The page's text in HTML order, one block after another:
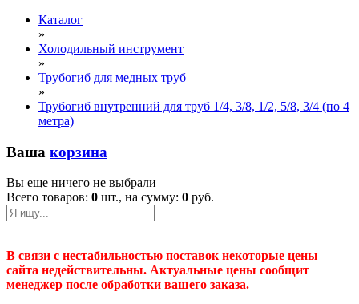
Каталог
»
Холодильный инструмент
»
Трубогиб для медных труб
»
Трубогиб внутренний для труб 1/4, 3/8, 1/2, 5/8, 3/4 (по 4
метра)
Ваша корзина
Вы еще ничего не выбрали
Всего товаров: 0 шт., на сумму: 0 руб.
В связи с нестабильностью поставок некоторые цены
сайта недействительны. Актуальные цены сообщит
менеджер после обработки вашего заказа.